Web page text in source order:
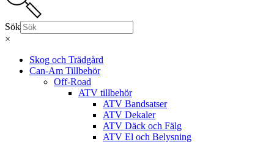
Sök
×
Skog och Trädgård
Can-Am Tillbehör
Off-Road
ATV tillbehör
ATV Bandsatser
ATV Dekaler
ATV Däck och Fälg
ATV El och Belysning